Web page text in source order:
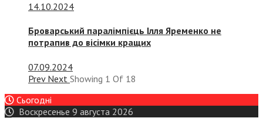
14.10.2024
Броварський паралімпієць Ілля Яременко не
потрапив до вісімки кращих
07.09.2024
Prev Next Showing 1 Of 18
Сьогодні
Воскресенье 9 августа 2026